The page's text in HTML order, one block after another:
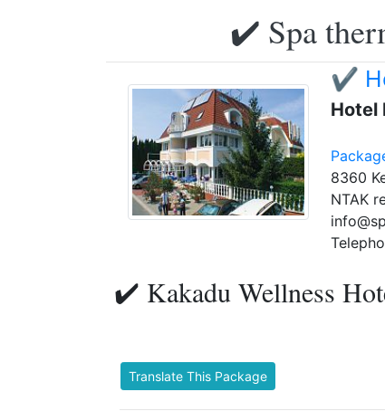
✔️ Spa
✔️
Hotel
8360
NTAK
✔️ Kakadu Wellness
Translate This Package